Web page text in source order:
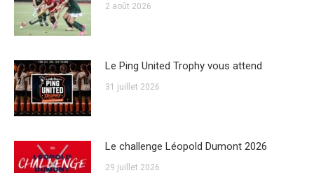
2 août 2026
Le Ping United Trophy vous attend
31 juillet 2026
Le challenge Léopold Dumont 2026
29 juillet 2026